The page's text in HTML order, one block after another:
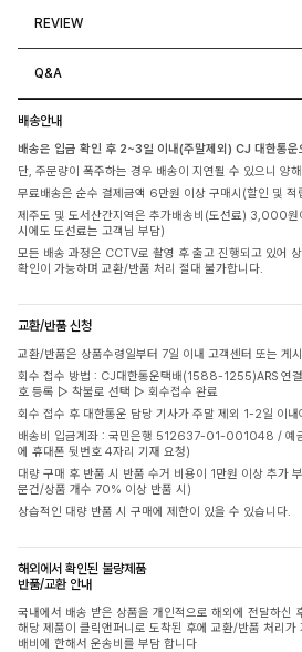
REVIEW
Q&A
배송안내
배송은 입금 확인 후 2~3일 이내(주말제외) CJ 대한통운
단, 주문량이 폭주하는 경우 배송이 지연될 수 있으니 양
무료배송은 순수 결제금액 6만원 이상 구매시(할인 및 적
제주도 및 도서산간지역은 추가배송비(도선료) 3,000원
시에도 도선료는 고객님 부담)
모든 배송 과정은 CCTV로 촬영 후 출고 진행되고 있어
확인이 가능하며 교환/반품 처리 절대 불가합니다.
교환/반품 신청
교환/반품은 상품수령일부터 7일 이내 고객센터 또는 게
회수 접수 방법 : CJ대한통운택배(1588-1255)ARS 연
호 등록 ▷ 착불로 선택 ▷ 회수접수 완료
회수 접수 후 대한통운 담당 기사가 주말 제외 1-2일 이내
배송비 입금계좌 : 국민은행 512637-01-001048 / 예
에 휴대폰 뒷번호 4자리 기재 요청)
대량 구매 후 반품 시 반품 수거 비용이 1만원 이상 추가
문건/상품 개수 70% 이상 반품 시)
상습적인 대량 반품 시 구매에 제한이 있을 수 있습니다.
해외에서 확인된 불량제품
반품/교환 안내
국내에서 배송 받은 상품을 개인적으로 해외에 전달하신
해당 제품이 클릭앤퍼니로 도착된 후에 교환/반품 처리가
배비에 한해서 운송비를 부담 합니다